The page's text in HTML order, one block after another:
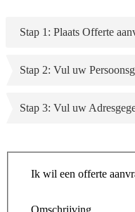
Stap 1: Plaats Offerte
Stap 2: Vul uw
Stap 3: Vul uw
Ik wil een offerte
Omschrijving